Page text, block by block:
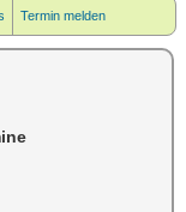
Termin melden